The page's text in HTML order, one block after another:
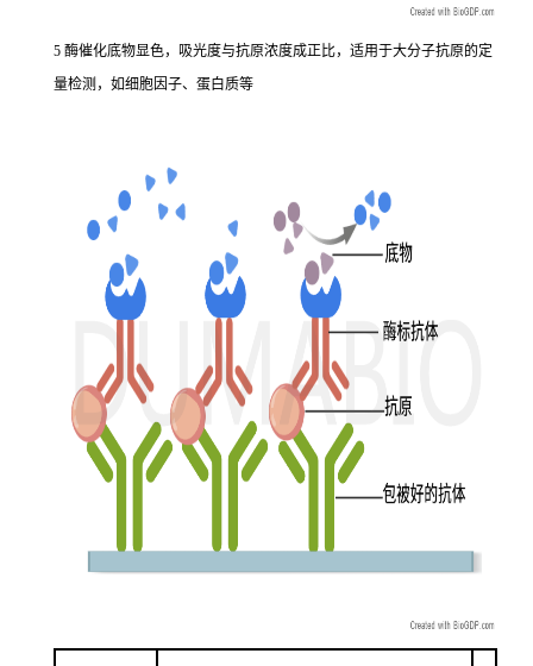
5 酶催化底物显色，吸光度与抗原浓度成正比，适用于大分子抗原的定
量检测，如细胞因子、蛋白质等